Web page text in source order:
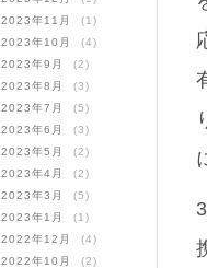
2023年11月
(1)
2023年10月
(4)
2023年9月
(2)
2023年8月
(3)
2023年7月
(5)
2023年6月
(3)
2023年5月
(2)
2023年4月
(2)
2023年3月
(5)
2023年1月
(1)
2022年12月
(4)
2022年10月
(2)